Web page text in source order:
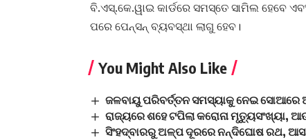
ବି.ଏସ୍‍.କେ.ୱାଇ କାର୍ଡରେ ସମସ୍ତେ ସାମିଲ ହେବେ
ପରେ ପେନ୍‍ସନ୍‍ ବ୍ୟବସ୍ଥା ଲାଗୁ ହେବ।
You Might Also Like
ଜଳବାୟୁ ପରିବର୍ତ୍ତନ ସମସ୍ୟାକୁ ନେଇ ସୋଆରେ
ରାଜ୍ୟରେ ଶହେ ଟପିଲା କରୋନା ମୃତ୍ୟୁସଂଖ୍ୟା,
ସିଂହଦ୍ବାରରୁ ଅଳ୍ପ ଦୂରରେ ନନ୍ଦିଘୋଷ ରଥ,